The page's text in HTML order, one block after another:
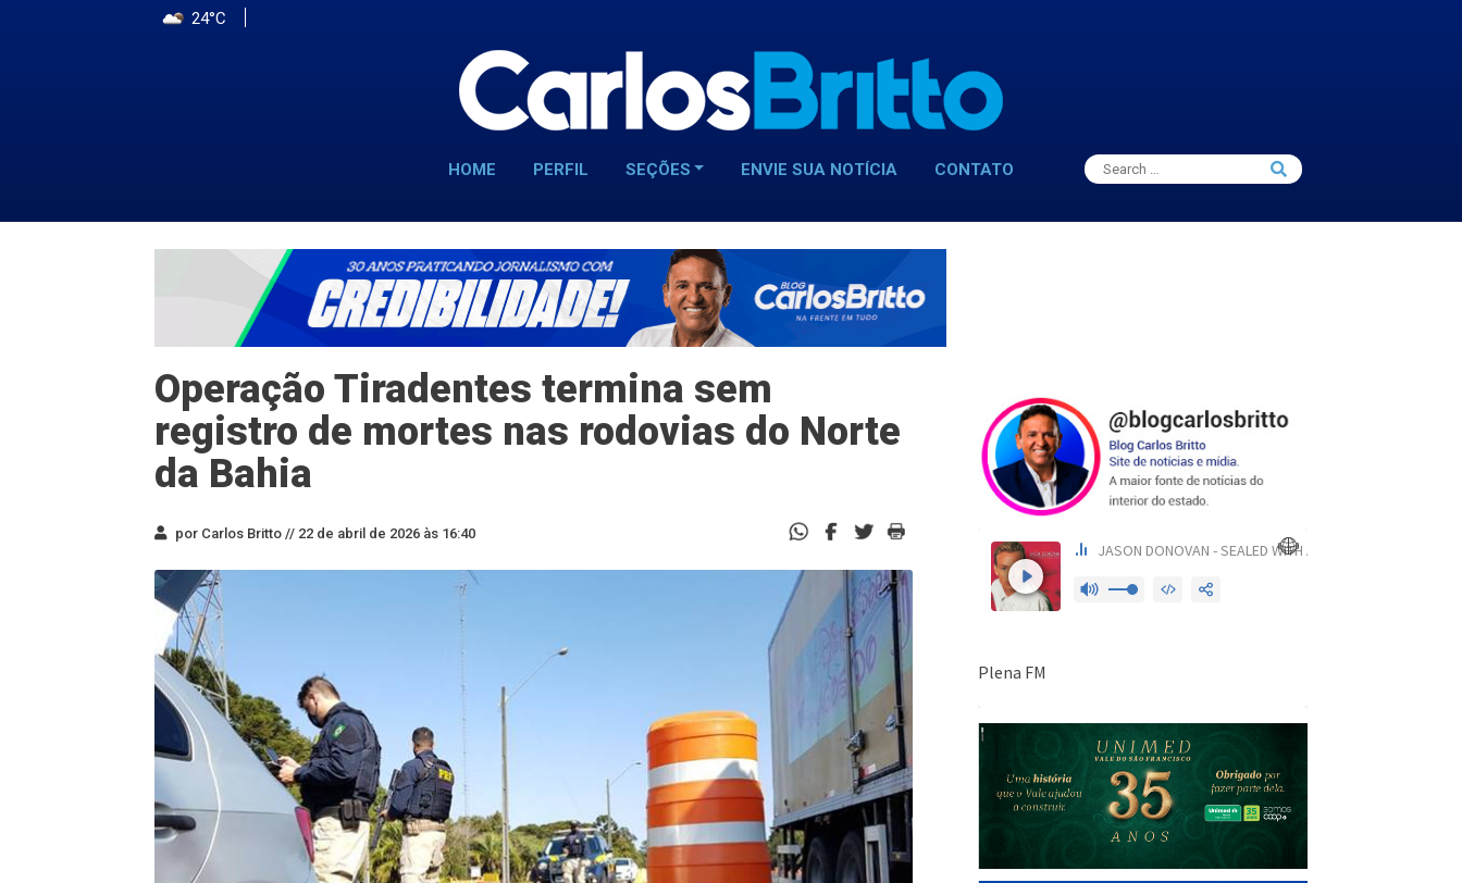
24°C
HOME PERFIL SEÇÕES ENVIE SUA NOTÍCIA CONTATO
Search
for:
Search
Operação Tiradentes termina sem
registro de mortes nas rodovias do Norte
da Bahia
por Carlos Britto // 22 de abril de 2026 às 16:40